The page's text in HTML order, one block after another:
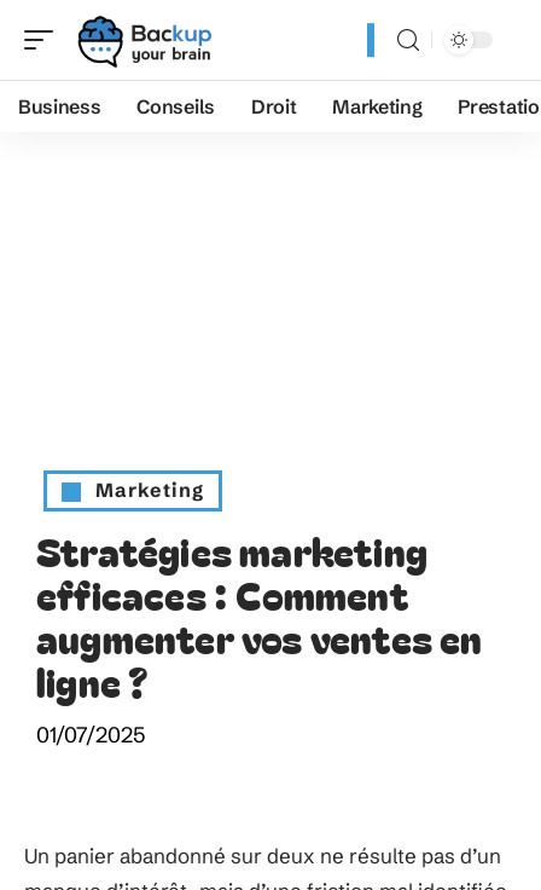
Business Conseils Droit Marketing
Marketing
Stratégies marketing
efficaces : Comment
augmenter vos ventes en
ligne ?
01/07/2025
Un panier abandonné sur deux ne résulte pas d’un